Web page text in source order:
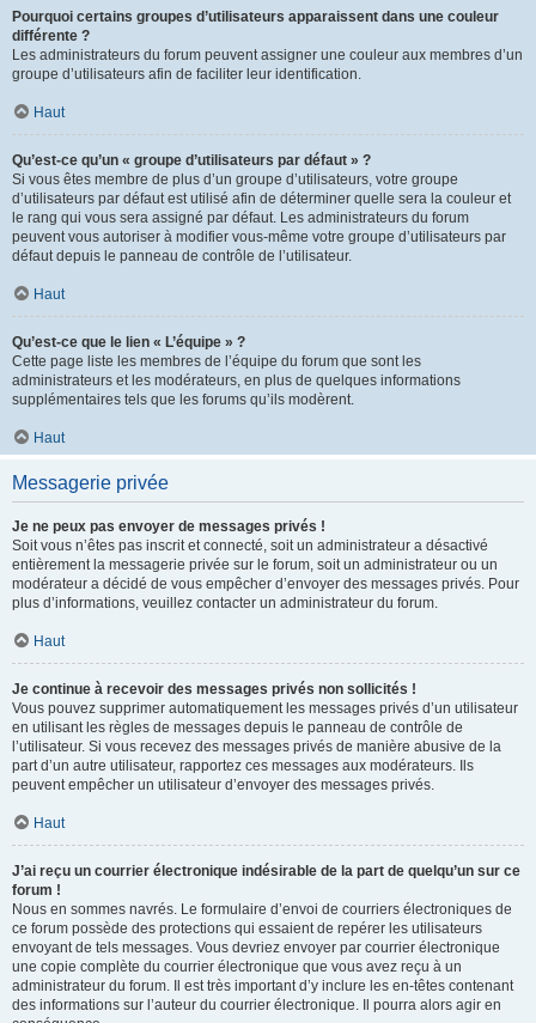
Pourquoi certains groupes d’utilisateurs apparaissent dans une couleur
différente ?
Les administrateurs du forum peuvent assigner une couleur aux membres d’un
groupe d’utilisateurs afin de faciliter leur identification.
Haut
Qu’est-ce qu’un « groupe d’utilisateurs par défaut » ?
Si vous êtes membre de plus d’un groupe d’utilisateurs, votre groupe
d’utilisateurs par défaut est utilisé afin de déterminer quelle sera la couleur et
le rang qui vous sera assigné par défaut. Les administrateurs du forum
peuvent vous autoriser à modifier vous-même votre groupe d’utilisateurs par
défaut depuis le panneau de contrôle de l’utilisateur.
Haut
Qu’est-ce que le lien « L’équipe » ?
Cette page liste les membres de l’équipe du forum que sont les
administrateurs et les modérateurs, en plus de quelques informations
supplémentaires tels que les forums qu’ils modèrent.
Haut
Messagerie privée
Je ne peux pas envoyer de messages privés !
Soit vous n’êtes pas inscrit et connecté, soit un administrateur a désactivé
entièrement la messagerie privée sur le forum, soit un administrateur ou un
modérateur a décidé de vous empêcher d’envoyer des messages privés. Pour
plus d’informations, veuillez contacter un administrateur du forum.
Haut
Je continue à recevoir des messages privés non sollicités !
Vous pouvez supprimer automatiquement les messages privés d’un utilisateur
en utilisant les règles de messages depuis le panneau de contrôle de
l’utilisateur. Si vous recevez des messages privés de manière abusive de la
part d’un autre utilisateur, rapportez ces messages aux modérateurs. Ils
peuvent empêcher un utilisateur d’envoyer des messages privés.
Haut
J’ai reçu un courrier électronique indésirable de la part de quelqu’un sur ce
forum !
Nous en sommes navrés. Le formulaire d’envoi de courriers électroniques de
ce forum possède des protections qui essaient de repérer les utilisateurs
envoyant de tels messages. Vous devriez envoyer par courrier électronique
une copie complète du courrier électronique que vous avez reçu à un
administrateur du forum. Il est très important d’y inclure les en-têtes contenant
des informations sur l’auteur du courrier électronique. Il pourra alors agir en